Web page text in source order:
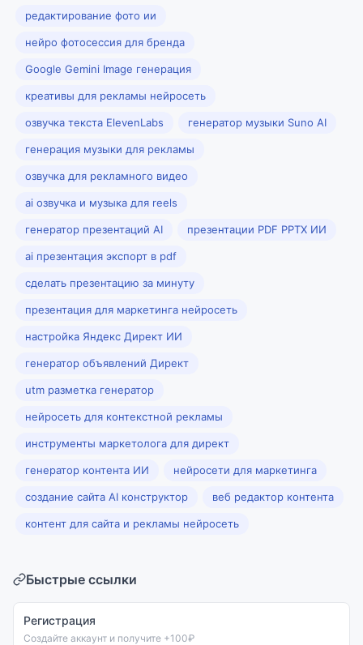
редактирование фото ии
нейро фотосессия для бренда
Google Gemini Image генерация
креативы для рекламы нейросеть
озвучка текста ElevenLabs генератор музыки Suno AI
генерация музыки для рекламы
озвучка для рекламного видео
ai озвучка и музыка для reels
генератор презентаций AI презентации PDF PPTX ИИ
ai презентация экспорт в pdf
сделать презентацию за минуту
презентация для маркетинга нейросеть
настройка Яндекс Директ ИИ
генератор объявлений Директ
utm разметка генератор
нейросеть для контекстной рекламы
инструменты маркетолога для директ
генератор контента ИИ нейросети для маркетинга
создание сайта AI конструктор веб редактор контента
контент для сайта и рекламы нейросеть
Быстрые ссылки
Регистрация
Создайте аккаунт и получите +100₽